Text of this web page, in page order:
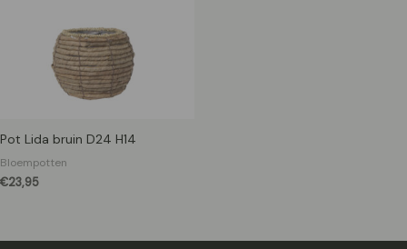
Pot Lida bruin D24 H14
Bloempotten
€23,95